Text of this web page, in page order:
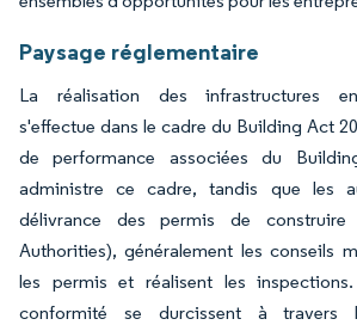
Paysage réglementaire
La réalisation des infrastructures en
s'effectue dans le cadre du Building Act
de performance associées du
administre ce cadre, tandis que les
délivrance des permis de construire
Authorities), généralement les conseils
les permis et réalisent les
conformité se durcissent à travers